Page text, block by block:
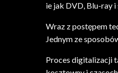
ie jak DVD, Blu-ray
Wraz z postępem
Jednym ze
Proces digitalizacji